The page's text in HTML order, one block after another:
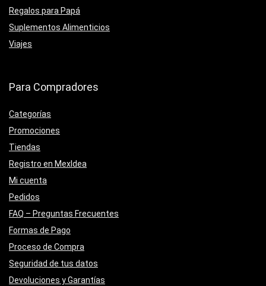
Regalos para Papá
Suplementos Alimenticios
Viajes
Para Compradores
Categorías
Promociones
Tiendas
Registro en MexIdea
Mi cuenta
Pedidos
FAQ – Preguntas Frecuentes
Formas de Pago
Proceso de Compra
Seguridad de tus datos
Devoluciones y Garantías